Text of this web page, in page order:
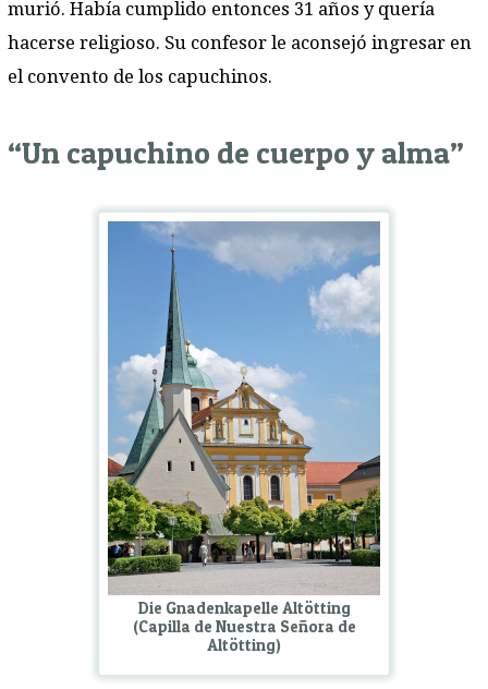
murió. Había cumplido entonces 31 años y quería
hacerse religioso. Su confesor le aconsejó ingresar en
el convento de los capuchinos.
“Un capuchino de cuerpo y alma”
Die Gnadenkapelle Altötting
(Capilla de Nuestra Señora de
Altötting)